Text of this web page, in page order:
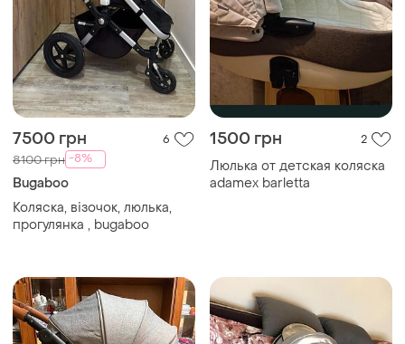
7500 грн 6
8100 грн -8%
Bugaboo
Коляска, візочок, люлька,
прогулянка , bugaboo
1500 грн 2
Люлька от детская коляска
adamex barletta